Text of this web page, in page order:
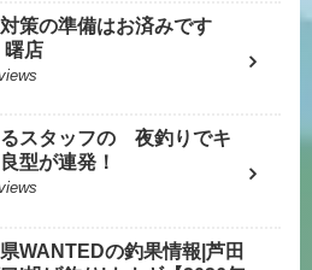
策の準備はお済みです
曙店
るスタッフの 夜釣りでキ
型が連発！
WANTEDの釣果情報|芦田